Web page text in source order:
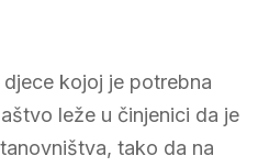
kojoj je potrebna
leže u činjenici da je
tako da na